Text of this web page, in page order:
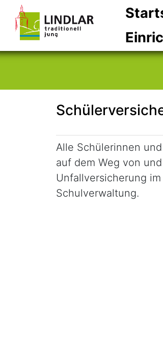
Alle Schülerinnen
auf dem Weg von
Unfallversicherung
Schulverwaltung.